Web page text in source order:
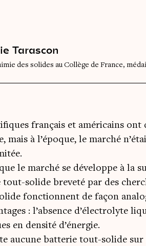
Tarascon
des solides au Collège de France,
français et américains
mais à l’époque, le marché
que le marché se développe à la
solide breveté par des
fonctionnent de façon
: l’absence d’électrolyte
en densité d’énergie.
aucune batterie tout-solide